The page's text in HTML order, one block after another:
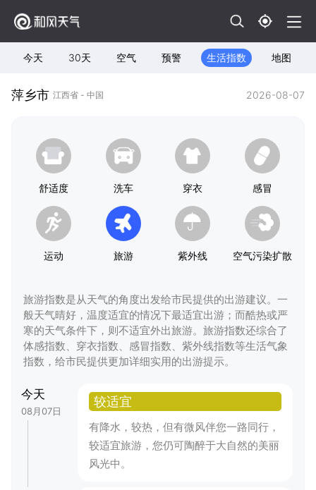
今天 30天 空气 预警 生活指数 地图
萍乡市 江西省 - 中国 2026-08-07
舒适度 洗车 穿衣 感冒
运动 旅游 紫外线 空气污染扩散
旅游指数是从天气的角度出发给市民提供的出游建议。一
般天气晴好，温度适宜的情况下最适宜出游；而酷热或严
寒的天气条件下，则不适宜外出旅游。旅游指数还综合了
体感指数、穿衣指数、感冒指数、紫外线指数等生活气象
指数，给市民提供更加详细实用的出游提示。
今天
08月07日
较适宜
有降水，较热，但有微风伴您一路同行，
较适宜旅游，您仍可陶醉于大自然的美丽
风光中。